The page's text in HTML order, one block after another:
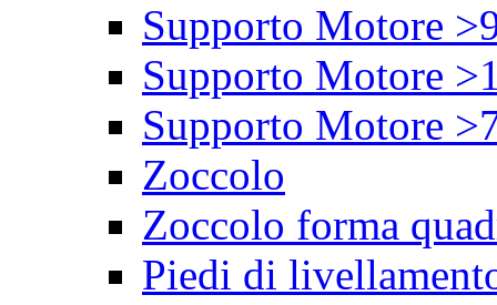
Supporto Motore
Supporto Motore
Supporto Motore
Zoccolo
Zoccolo forma
Piedi di